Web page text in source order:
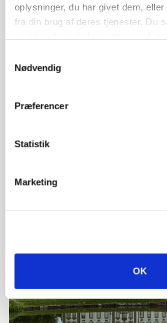
oplysninger, du har givet dem,
fra din brug af deres tjenester. Du
Nødvendig
Præferencer
Statistik
Marketing
OK
gab er 3 kroner – ikke 4,30
MARKED